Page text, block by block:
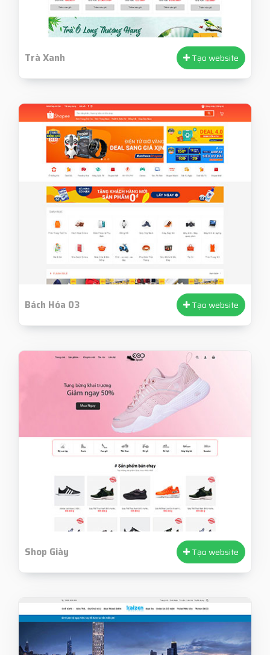
Trà Xanh Tạo website
Bách Hóa 03 Tạo website
Shop Giày Tạo website